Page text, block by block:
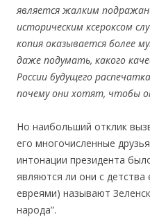
является жалким
историческим ксероксом
копия оказывается более
даже подумать, какого
России будущего
почему они хотят, чтобы
Но наибольший отклик
его многочисленные
интонации президента
являются ли они с детства
евреями) называют
народа”.